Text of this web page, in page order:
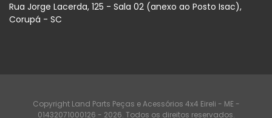
Rua Jorge Lacerda, 125 - Sala 02 (anexo ao Posto Isac),
Corupá - SC
Copyright Land Parts Peças e Acessórios 4x4 Eireli - ME -
01432071000126 - 2026. Todos os direitos reservados.